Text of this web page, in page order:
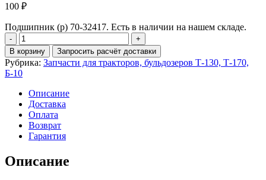
100 ₽
Подшипник (р) 70-32417. Есть в наличии на нашем складе.
Количество
Подшипник
(р)
70-
32417
В корзину Запросить расчёт доставки
Рубрика: Запчасти для тракторов, бульдозеров Т-130, Т-170,
Б-10
Описание
Доставка
Оплата
Возврат
Гарантия
Описание